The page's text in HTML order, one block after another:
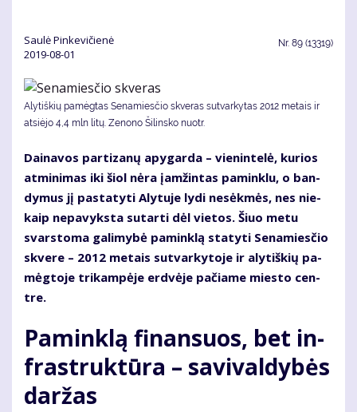
Saulė Pinkevičienė
2019-08-01
Nr. 89 (13319)
Alytiškių pamėgtas Senamiesčio skveras sutvarkytas 2012 metais ir
atsiėjo 4,4 mln litų. Ze­no­no Ši­lins­ko nuotr.
Dai­na­vos par­ti­za­nų apy­gar­da – vie­nin­te­lė, ku­rios
at­mi­ni­mas iki šiol nė­ra įam­žin­tas pa­min­klu, o ban­
dy­mus jį pa­sta­ty­ti Aly­tu­je ly­di ne­sėk­mės, nes nie­
kaip ne­pa­vyks­ta su­tar­ti dėl vie­tos. Šiuo me­tu
svars­to­ma ga­li­my­bė pa­min­klą sta­ty­ti Se­na­mies­čio
skve­re – 2012 me­tais su­tvar­ky­to­je ir aly­tiš­kių pa­
mėg­to­je tri­kam­pė­je erd­vė­je pa­čia­me mies­to cen­
tre.
Pa­min­klą fi­nan­suos, bet in­
fra­struk­tū­ra – sa­vi­val­dy­bės
dar­žas